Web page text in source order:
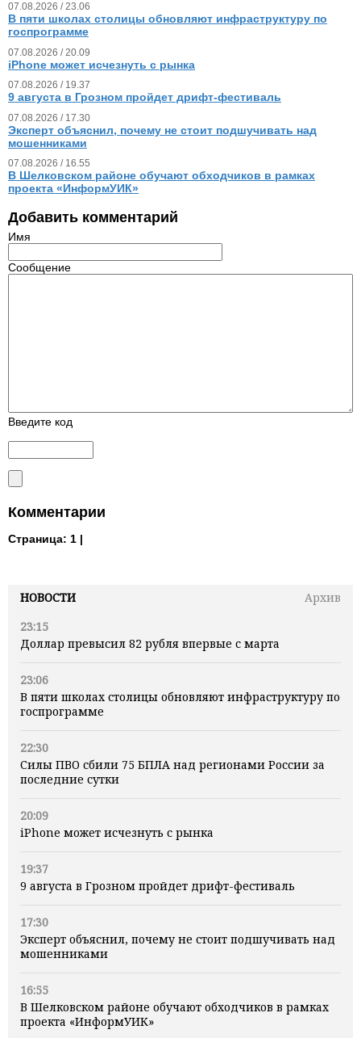
НОВОСТИ
Архив
23:15
Доллар превысил 82 рубля впервые с марта
23:06
В пяти школах столицы обновляют инфраструктуру по
госпрограмме
22:30
Силы ПВО сбили 75 БПЛА над регионами России за
последние сутки
20:09
iPhone может исчезнуть с рынка
19:37
9 августа в Грозном пройдет дрифт-фестиваль
17:30
Эксперт объяснил, почему не стоит подшучивать над
мошенниками
16:55
В Шелковском районе обучают обходчиков в рамках
проекта «ИнформУИК»
07.08.2026 / 23.06
В пяти школах столицы обновляют инфраструктуру по
госпрограмме
07.08.2026 / 20.09
iPhone может исчезнуть с рынка
07.08.2026 / 19.37
9 августа в Грозном пройдет дрифт-фестиваль
07.08.2026 / 17.30
Эксперт объяснил, почему не стоит подшучивать над
мошенниками
07.08.2026 / 16.55
В Шелковском районе обучают обходчиков в рамках
проекта «ИнформУИК»
Добавить комментарий
Имя
Сообщение
Введите код
Комментарии
Страница: 1 |